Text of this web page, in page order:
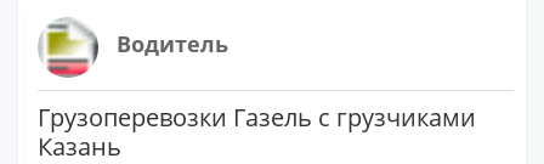
Водитель
Грузоперевозки Газель с грузчиками
Казань